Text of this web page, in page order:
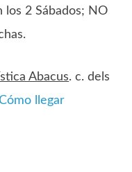
los 2 Sábados; NO
Abacus. c. dels
llegar